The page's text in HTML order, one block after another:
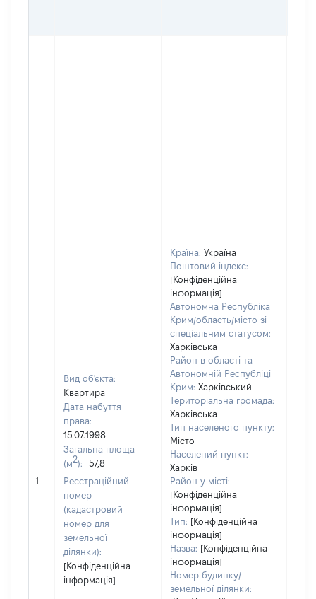
1
Вид об'єкта:
Квартира
Дата набуття
права:
15.07.1998
Загальна площа
(м2):
57,8
Реєстраційний
номер
(кадастровий
номер для
земельної
ділянки):
[Конфіденційна
інформація]
Країна: Україна
Поштовий індекс:
[Конфіденційна
інформація]
Автономна Республіка
Крим/область/місто зі
спеціальним статусом:
Харківська
Район в області та
Автономній Республіці
Крим: Харківський
Територіальна громада:
Харківська
Тип населеного пункту:
Місто
Населений пункт:
Харків
Район у місті:
[Конфіденційна
інформація]
Тип: [Конфіденційна
інформація]
Назва: [Конфіденційна
інформація]
Номер будинку/
земельної ділянки: